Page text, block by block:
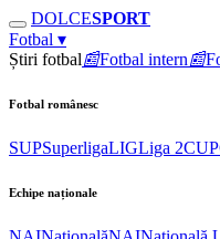
DOLCESPORT
Fotbal ▾
Știri fotbal📰Fotbal intern📰
Fotbal românesc
SUPSuperligaLIGLiga 2CUP
Echipe naționale